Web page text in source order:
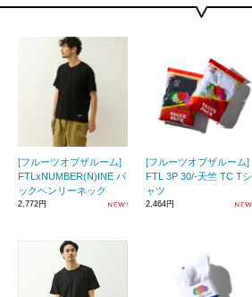
[フルーツオブザルーム]
FTLxNUMBER(N)INE パ
ックヘンリーネック
2,772円
[フルーツオブザルーム]
FTL 3P 30/-天竺 TC Tシ
ャツ
2,464円